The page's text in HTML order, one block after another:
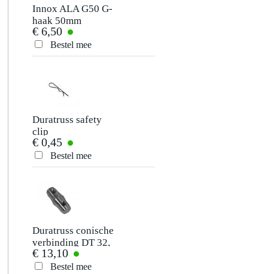
Je beoordeling
Verstuur
Er zijn nog geen reviews voor dit product.
Innox ALA G50 G-
haak 50mm
€ 6,50
Bestel mee
Duratruss safety
clip
€ 0,45
Bestel mee
Duratruss conische
verbinding DT 32,
33 en 34
€ 13,10
Bestel mee